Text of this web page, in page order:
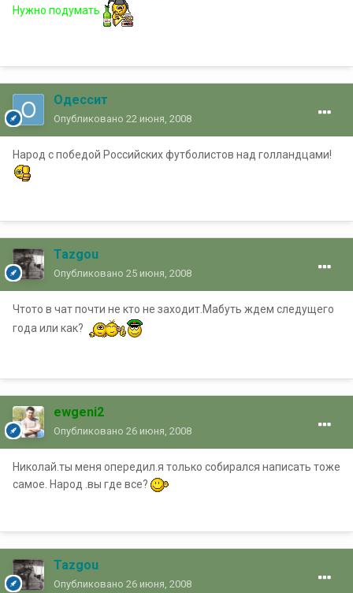
Нужно подумать
Одессит
Опубликовано 22 июня, 2008
Народ с победой Российских футболистов над голландцами!
Tazgou
Опубликовано 25 июня, 2008
Чтото в чат почти не кто не заходит.Мабуть ждем следущего
года или как?
ewgeni2
Опубликовано 26 июня, 2008
Николай.ты меня опередил.я только собирался написать тоже
самое. Народ .вы где все?
Tazgou
Опубликовано 26 июня, 2008